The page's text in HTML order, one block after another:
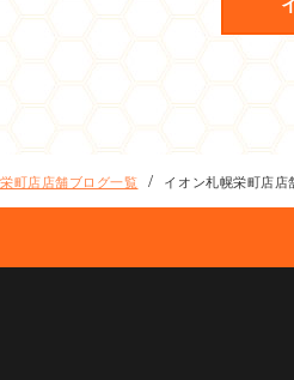
町店店舗ブログ一覧 イオン札幌栄町店店